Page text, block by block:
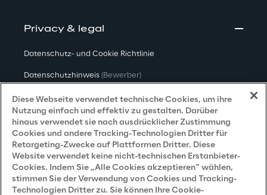
Privacy & legal
Datenschutz- und Cookie Richtlinie
Datenschutzhinweis (Bewerber)
Datenschutzhinweis(Kunden)
Datenschutzhinweis (Dienstleister)
Datenschutzhinweis (Marketing)
Accessibility Statement
Diese Webseite verwendet technische Cookies, um ihre
Nutzung einfach und effektiv zu gestalten. Darüber
hinaus verwendet sie nach ausdrücklicher Zustimmung
Cookies und andere Tracking-Technologien Dritter für
Retargeting-Zwecke auf Plattformen Dritter. Diese
Website verwendet keine nicht-technischen Erstanbieter-
Cookies. Indem Sie „Alle Cookies akzeptieren“ wählen,
stimmen Sie der Verwendung von Cookies und Tracking-
Technologien Dritter zu. Sie können Ihre Cookie-